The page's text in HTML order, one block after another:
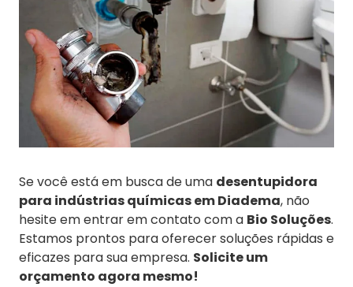
Se você está em busca de uma desentupidora
para indústrias químicas em Diadema, não
hesite em entrar em contato com a Bio Soluções.
Estamos prontos para oferecer soluções rápidas e
eficazes para sua empresa. Solicite um
orçamento agora mesmo!